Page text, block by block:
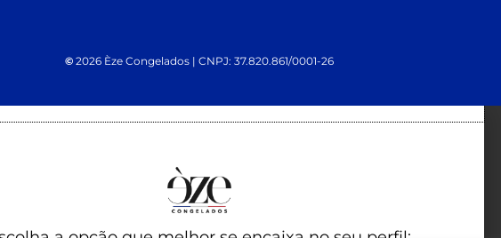
© 2026 Èze Congelados | CNPJ: 37.820.861/0001-26